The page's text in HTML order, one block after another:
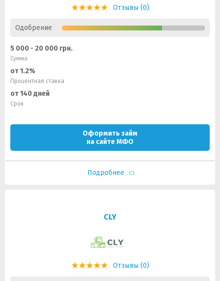
Отзывы (0)
Одобрение
5 000 - 20 000 грн.
Сумма
от 1.2%
Процентная ставка
от 140 дней
Срок
Оформить займ
на сайте МФО
Подробнее
CLY
Отзывы (0)